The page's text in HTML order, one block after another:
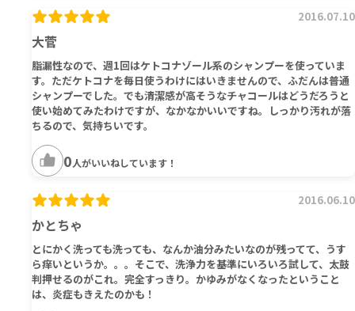
大菅
2016.07.10
脂漏性なので、週1回はケトコナゾール系のシャンプーを使っていま
す。ただケトコナを毎日使うわけにはいきませんので、ふだんは普通
シャンプーでした。でも清潔感が高そうなチャコールはどうだろうと
使い始めてみたわけですが、なかなかいいですね。しっかり汚れが落
ちるので、気持ちいです。
0人がいいねしています！
かとちゃ
2016.06.10
とにかく洗っても洗っても、なんか油分みたいなのが残ってて、うす
ら痒いというか。。。そこで、洗浄力を基準にいろいろ試して、太鼓
判押せるのがこれ。完全すっきり。かゆみがなくなったということ
は、炎症もきえたのかも！